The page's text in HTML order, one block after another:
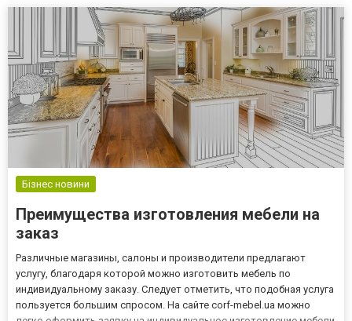
Бізнес новини
Преимущества изготовления мебели на
заказ
Различные магазины, салоны и производители предлагают
услугу, благодаря которой можно изготовить мебель по
индивидуальному заказу. Следует отметить, что подобная услуга
пользуется большим спросом. На сайте corf-mebel.ua можно